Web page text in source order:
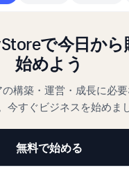
で今日から
始めよう
構築・運営・成長に必
今すぐビジネスを始めま
無料で始める